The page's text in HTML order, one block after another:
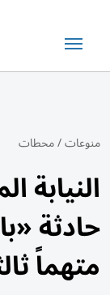
منوعات/محطات
حادثة
متهماً